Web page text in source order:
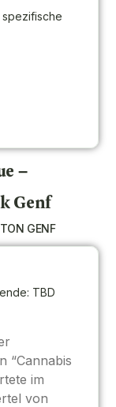
spezifische
–
Genf
GENF
TBD
“Cannabis
im
von